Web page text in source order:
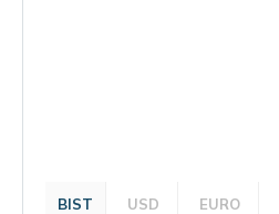
BIST USD EURO